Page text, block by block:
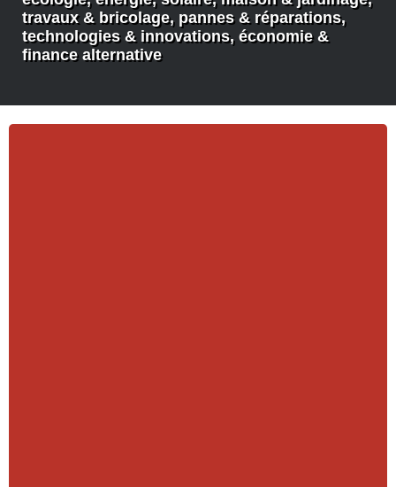
travaux & bricolage, pannes & réparations,
technologies & innovations, économie &
finance alternative